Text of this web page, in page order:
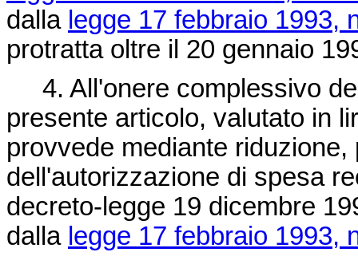
dalla legge 17 febbraio 1993,
protratta oltre il 20 gennaio
4. All'onere complessivo
presente articolo, valutato in
provvede mediante
dell'autorizzazione di spesa
decreto-legge 19 dicembre
dalla legge 17 febbraio 1993,